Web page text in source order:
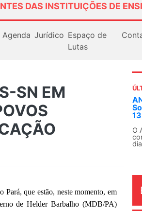
DAS INSTITUIÇÕES DE
Agenda Jurídico Espaço de
Lutas
SN EM
que estão, neste momento, em
de Helder Barbalho (MDB/PA)
O